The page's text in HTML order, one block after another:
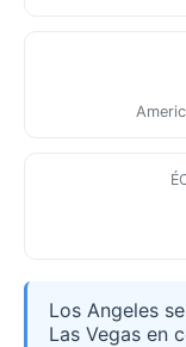
Los Angeles
Las Vegas en